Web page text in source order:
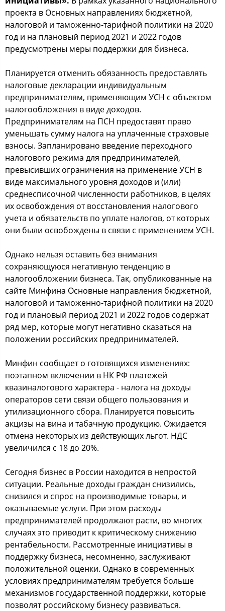
проекта в Основных направлениях бюджетной,
налоговой и таможенно-тарифной политики на 2020
год и на плановый период 2021 и 2022 годов
предусмотрены меры поддержки для бизнеса.
Планируется отменить обязанность предоставлять
налоговые декларации индивидуальным
предпринимателям, применяющим УСН с объектом
налогообложения в виде доходов.
Предпринимателям на ПСН предоставят право
уменьшать сумму налога на уплаченные страховые
взносы. Запланировано введение переходного
налогового режима для предпринимателей,
превысивших ограничения на применение УСН в
виде максимального уровня доходов и (или)
среднесписочной численности работников, в целях
их освобождения от восстановления налогового
учета и обязательств по уплате налогов, от которых
они были освобождены в связи с применением УСН.
Однако нельзя оставить без внимания
сохраняющуюся негативную тенденцию в
налогообложении бизнеса. Так, опубликованные на
сайте Минфина Основные направления бюджетной,
налоговой и таможенно-тарифной политики на 2020
год и плановый период 2021 и 2022 годов содержат
ряд мер, которые могут негативно сказаться на
положении российских предпринимателей.
Минфин сообщает о готовящихся изменениях:
поэтапном включении в НК РФ платежей
квазиналогового характера - налога на доходы
операторов сети связи общего пользования и
утилизационного сбора. Планируется повысить
акцизы на вина и табачную продукцию. Ожидается
отмена некоторых из действующих льгот. НДС
увеличился с 18 до 20%.
Сегодня бизнес в России находится в непростой
ситуации. Реальные доходы граждан снизились,
снизился и спрос на производимые товары, и
оказываемые услуги. При этом расходы
предпринимателей продолжают расти, во многих
случаях это приводит к критическому снижению
рентабельности. Рассмотренные инициативы в
поддержку бизнеса, несомненно, заслуживают
положительной оценки. Однако в современных
условиях предпринимателям требуется больше
механизмов государственной поддержки, которые
позволят российскому бизнесу развиваться.